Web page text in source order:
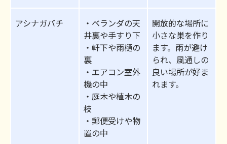
アシナガバチ
・ベランダの天
井裏や手すり下
・軒下や雨樋の
裏
・エアコン室外
機の中
・庭木や植木の
枝
・郵便受けや物
置の中
開放的な場所に
小さな巣を作り
ます。雨が避け
られ、風通しの
良い場所が好ま
れます。